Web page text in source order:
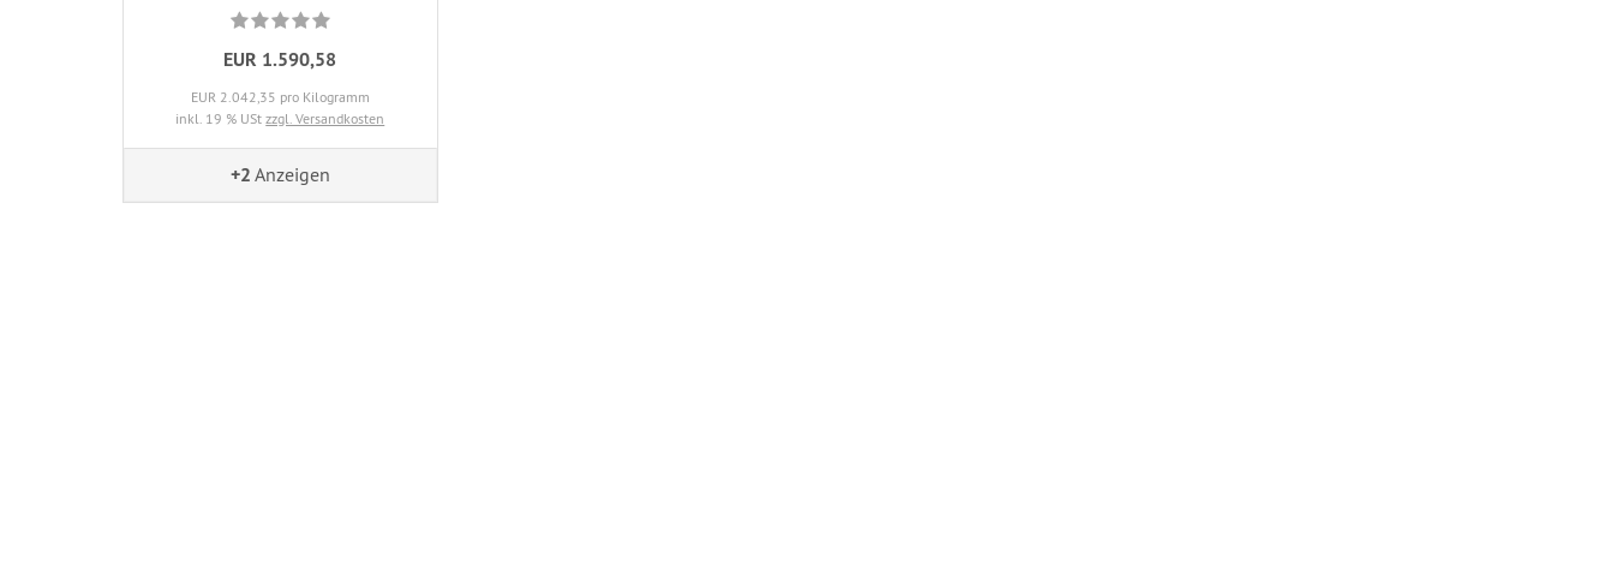
EUR 1.590,58
EUR 2.042,35 pro Kilogramm
inkl. 19 % UStzzgl. Versandkosten
+2 Anzeigen